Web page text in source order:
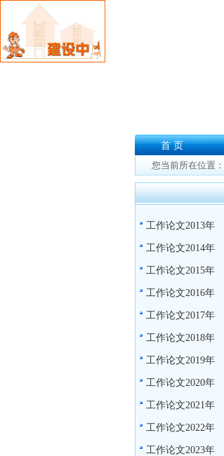
首 页
您当前所在位置：
工作论文2013年
工作论文2014年
工作论文2015年
工作论文2016年
工作论文2017年
工作论文2018年
工作论文2019年
工作论文2020年
工作论文2021年
工作论文2022年
工作论文2023年